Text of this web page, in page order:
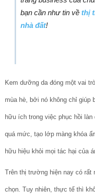
bạn cần như tin về thị
nhà đất!
Kem dưỡng da đóng một vai
mùa hè, bởi nó không chỉ giúp
hữu ích trong việc phục hồi
quá mức, tạo lớp màng khóa
hữu hiệu khỏi mọi tác hại của
Trên thị trường hiện nay có
chọn. Tuy nhiên, thực tế thì